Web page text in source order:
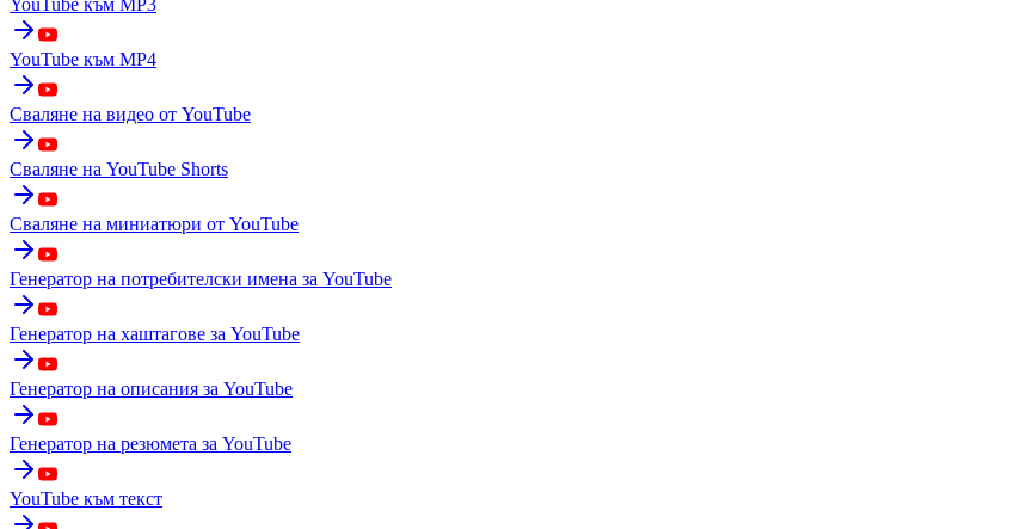
YouTube към MP4
Сваляне на видео от YouTube
Сваляне на YouTube Shorts
Сваляне на миниатюри от YouTube
Генератор на потребителски имена за YouTube
Генератор на хаштагове за YouTube
Генератор на описания за YouTube
Генератор на резюмета за YouTube
YouTube към текст